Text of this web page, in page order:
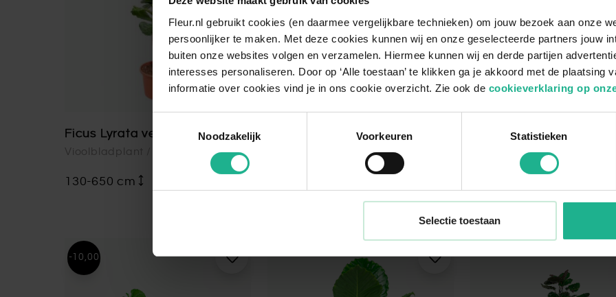
Fleur.nl gebruikt cookies (en daarmee vergelijkbare technieken) om jouw bezoek aan onze
persoonlijker te maken. Met deze cookies kunnen wij en onze geselecteerde partners jouw
buiten onze websites volgen en verzamelen. Hiermee kunnen wij en derde partijen
interesses personaliseren. Door op ‘Alle toestaan’ te klikken ga je akkoord met de plaatsing
informatie over cookies vind je in ons cookie overzicht. Zie ook de cookieverklaring op
Noodzakelijk
Voorkeuren Statistieken
Selectie toestaan
Ficus Lyrata vertakt
Vioolbladplant / Tabaksplant
130-650 cm
Calathea makoyana Ficus Elastica Abidjan
Rubberboom
-10,00